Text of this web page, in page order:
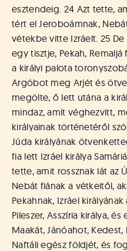
esztendeig. 24 Azt tette,
tért el Jeroboámnak,
vétekbe vitte Izráelt. 25
egy tisztje, Pekah,
a királyi palota
Argóbot meg Arjét és
megölte, ő lett utána a
mindaz, amit véghezvitt,
királyainak történetéről
Júda királyának
fia lett Izráel királya
tette, amit rossznak lát az
Nebát fiának a vétkeitől,
Pekahnak, Izráel
Pileszer, Asszíria királya,
Maakát, Jánóahot,
Naftáli egész földjét, és